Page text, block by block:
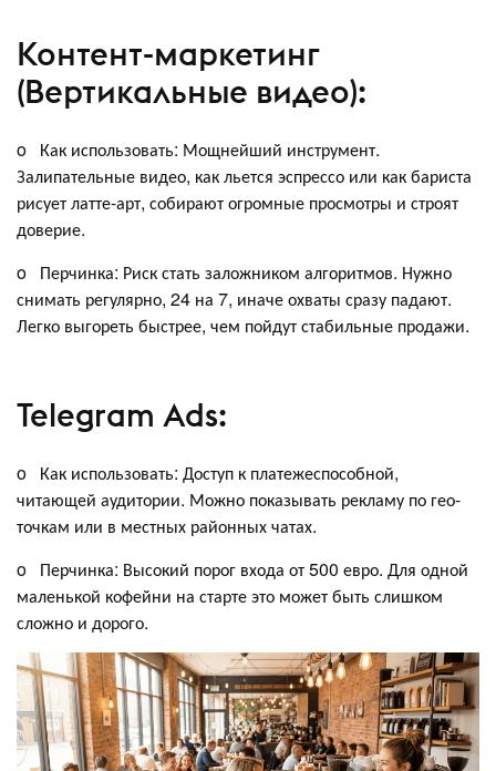
Контент-маркетинг
(Вертикальные видео):
o Как использовать: Мощнейший инструмент.
Залипательные видео, как льется эспрессо или как бариста
рисует латте-арт, собирают огромные просмотры и строят
доверие.
o Перчинка: Риск стать заложником алгоритмов. Нужно
снимать регулярно, 24 на 7, иначе охваты сразу падают.
Легко выгореть быстрее, чем пойдут стабильные продажи.
Telegram Ads:
o Как использовать: Доступ к платежеспособной,
читающей аудитории. Можно показывать рекламу по гео-
точкам или в местных районных чатах.
o Перчинка: Высокий порог входа от 500 евро. Для одной
маленькой кофейни на старте это может быть слишком
сложно и дорого.